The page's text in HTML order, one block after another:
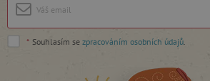
* Souhlasím se zpracováním osobních údajů.